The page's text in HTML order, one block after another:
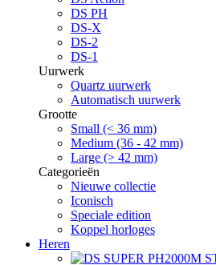
DS PH
DS-X
DS-2
DS-1
Uurwerk
Quartz uurwerk
Automatisch uurwerk
Grootte
Small (< 36 mm)
Medium (36 - 42 mm)
Large (> 42 mm)
Categorieën
Nieuwe collectie
Iconisch
Speciale edition
Koppel horloges
Heren